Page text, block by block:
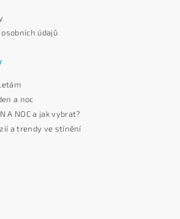
údajů
a noc
A NOC a jak vybrat?
a trendy ve stínění